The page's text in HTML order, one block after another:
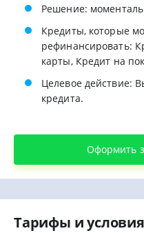
Решение:
Кредиты, которые
рефинансировать:
карты, Кредит на
Целевое действие:
кредита.
Оформить
Тарифы и условия